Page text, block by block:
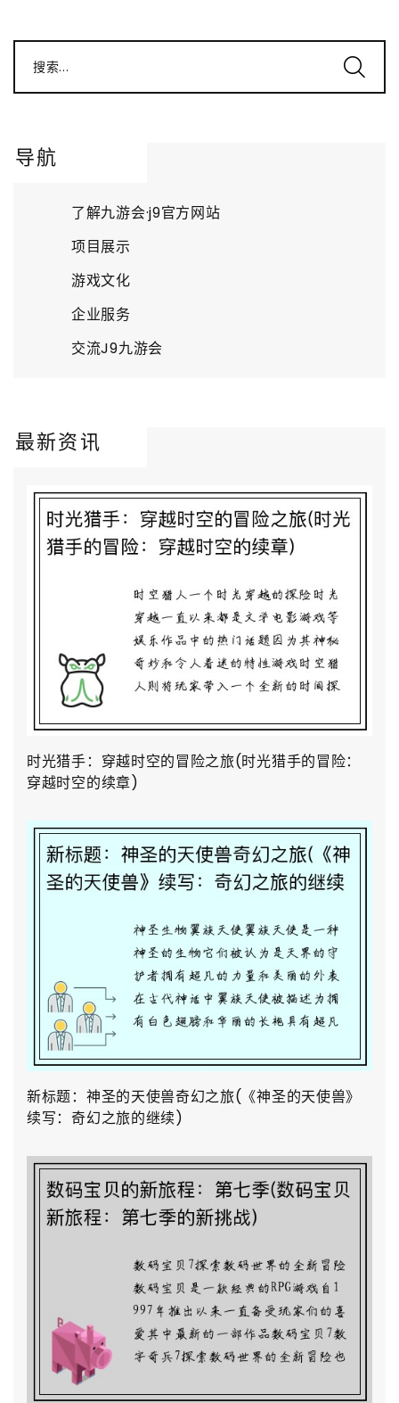
搜索...
导航
了解九游会·j9官方网站
项目展示
游戏文化
企业服务
交流J9九游会
最新资讯
时光猎手：穿越时空的冒险之旅(时光猎手的冒险：
穿越时空的续章)
新标题：神圣的天使兽奇幻之旅(《神圣的天使兽》
续写：奇幻之旅的继续)